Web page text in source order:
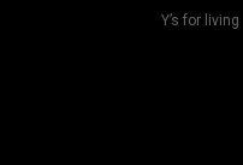
Y’s for living